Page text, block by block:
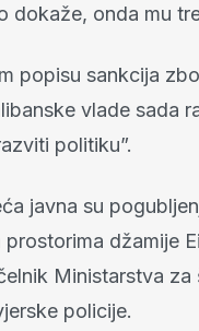
onda mu
popisu sankcija
vlade sada
politiku”.
javna su
džamije
Ministarstva za
policije.